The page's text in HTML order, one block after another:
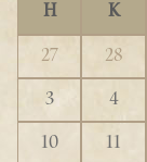
H K
27 28
3
4
10
11